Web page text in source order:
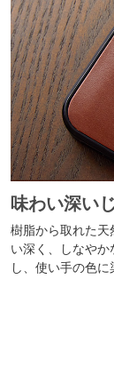
味わい深い
樹脂から取れた
い深く、しなや
し、使い手の色